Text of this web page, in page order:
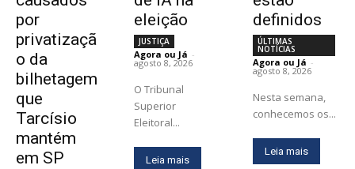
por
privatizaçã
o da
bilhetagem
que
Tarcísio
mantém
em SP
eleição
JUSTIÇA
Agora ou Já -
agosto 8, 2026
O Tribunal
Superior
Eleitoral...
Leia mais
definidos
ÚLTIMAS
NOTÍCIAS
Agora ou Já -
agosto 8, 2026
Nesta semana,
conhecemos os...
Leia mais